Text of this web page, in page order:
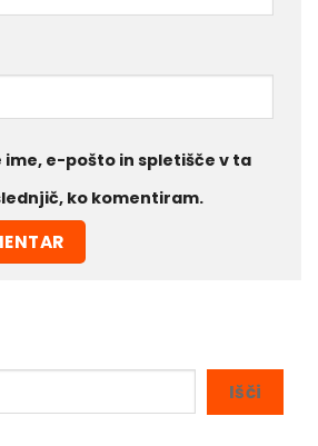
ime, e-pošto in spletišče v ta
ko komentiram.
Išči